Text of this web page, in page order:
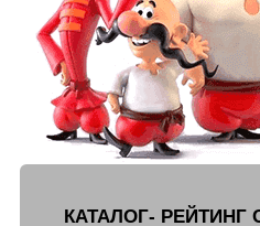
КАТАЛОГ- РЕЙТИНГ